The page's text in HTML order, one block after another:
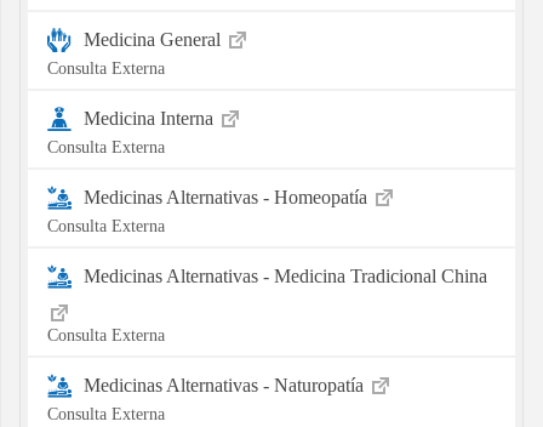
Medicina General
Consulta Externa
Medicina Interna
Consulta Externa
Medicinas Alternativas - Homeopatía
Consulta Externa
Medicinas Alternativas - Medicina Tradicional China
Consulta Externa
Medicinas Alternativas - Naturopatía
Consulta Externa